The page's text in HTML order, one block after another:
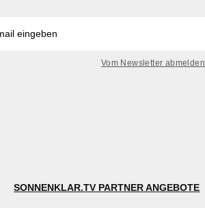
Vom Newsletter abmelden
SONNENKLAR.TV PARTNER ANGEBOTE